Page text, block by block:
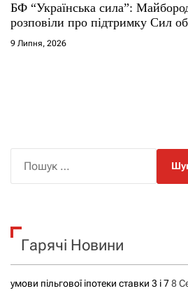
БФ “Українська сила”:
розповіли про підтримку Сил
9 Липня, 2026
к
Гарячі Новини
умови пільгової іпотеки ставки 3 і 78